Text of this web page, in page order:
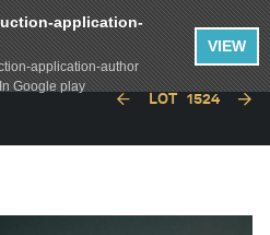
LOT 1524
application-
application-author
Google play
VIEW